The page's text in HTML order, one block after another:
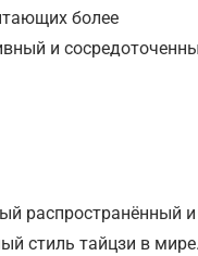
более
и
распространённый и
стиль тайцзи в мире.